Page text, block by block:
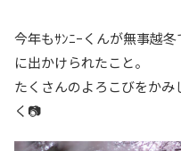
今年もｻﾝﾆｰくんが無事越
に出かけられたこと。
たくさんのよろこびをか
く📷